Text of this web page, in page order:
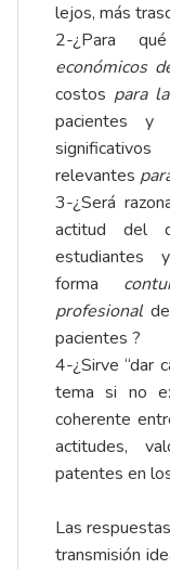
lejos, más
2-¿Para
económicos
costos para
pacientes y
relevantes
3-¿Será
actitud del
estudiantes
forma
profesional
pacientes ?
4-¿Sirve “dar
tema si no
coherente
actitudes,
patentes en
Las
transmisión